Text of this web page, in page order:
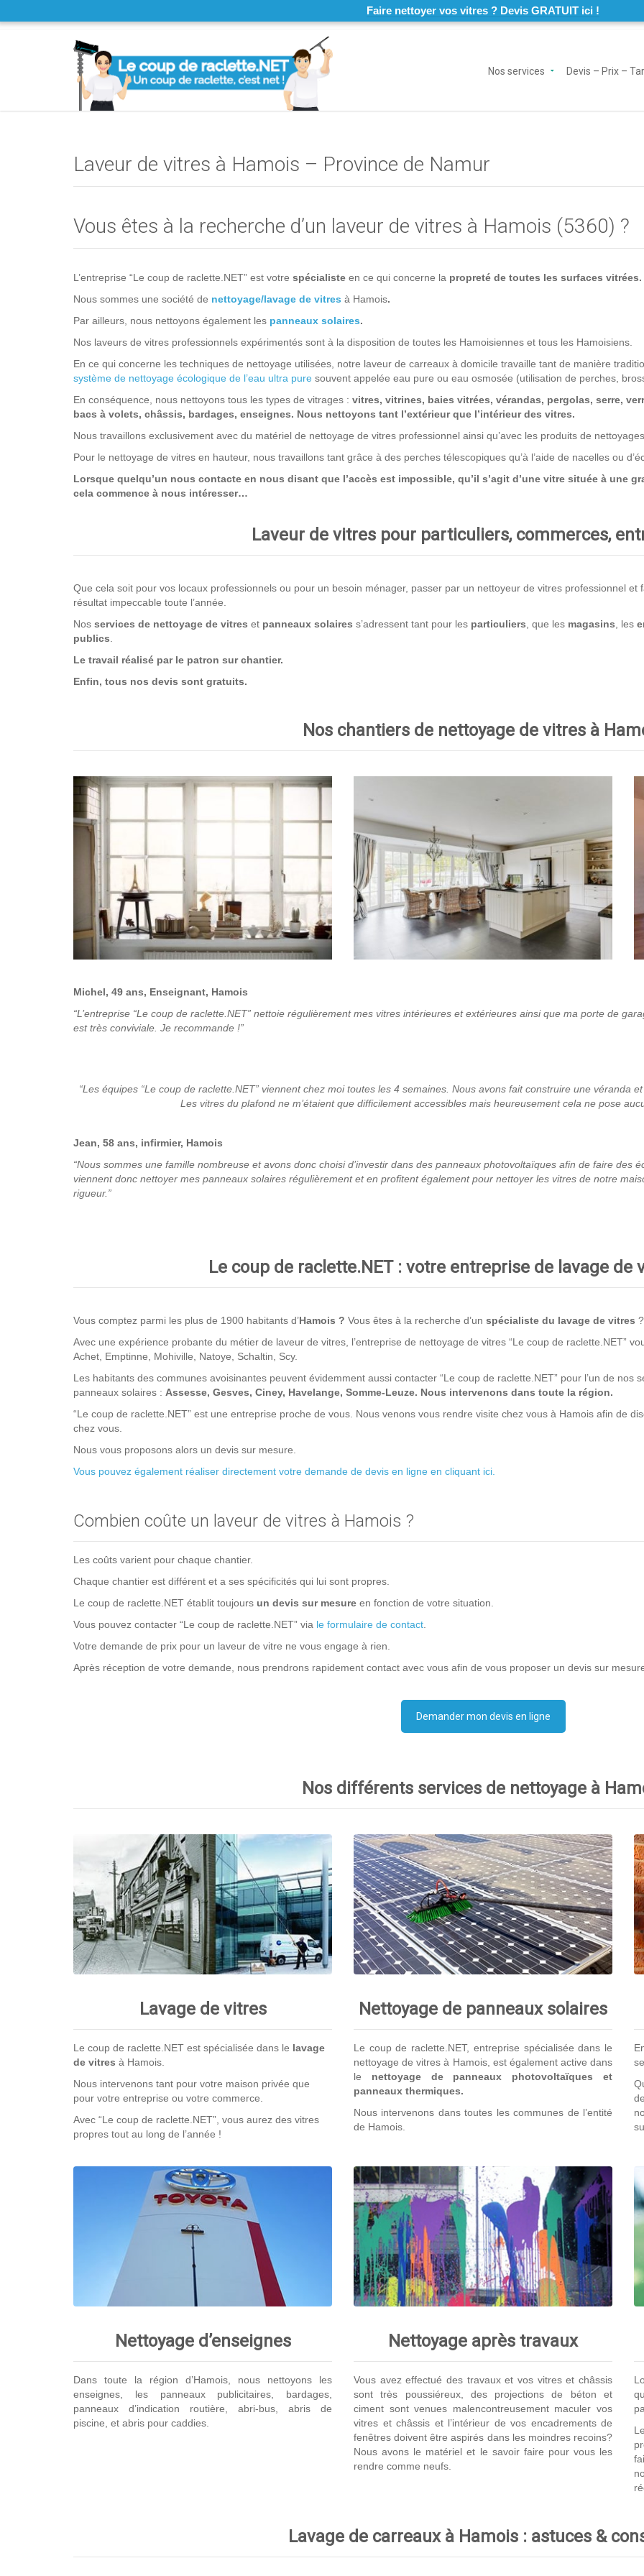
Faire nettoyer vos vitres ? Devis GRATUIT ici !
Nos services Devis – Prix –
Laveur de vitres à Hamois – Province de Namur
Vous êtes à la recherche d’un laveur de vitres à Hamois (5360) ?
L’entreprise “Le coup de raclette.NET” est votre spécialiste en ce qui concerne la propreté de toutes les surfaces vitrées.
Nous sommes une société de nettoyage/lavage de vitres à Hamois.
Par ailleurs, nous nettoyons également les panneaux solaires.
Nos laveurs de vitres professionnels expérimentés sont à la disposition de toutes les Hamoisiennes et tous les Hamoisiens.
En ce qui concerne les techniques de nettoyage utilisées, notre laveur de carreaux à domicile travaille tant de manière
système de nettoyage écologique de l’eau ultra pure souvent appelée eau pure ou eau osmosée (utilisation de perches,
En conséquence, nous nettoyons tous les types de vitrages : vitres, vitrines, baies vitrées, vérandas, pergolas, serre,
bacs à volets, châssis, bardages, enseignes. Nous nettoyons tant l’extérieur que l’intérieur des vitres.
Nous travaillons exclusivement avec du matériel de nettoyage de vitres professionnel ainsi qu’avec les produits de
Pour le nettoyage de vitres en hauteur, nous travaillons tant grâce à des perches télescopiques qu’à l’aide de nacelles ou
Lorsque quelqu’un nous contacte en nous disant que l’accès est impossible, qu’il s’agit d’une vitre située à une
cela commence à nous intéresser…
Laveur de vitres pour particuliers, commerces,
Que cela soit pour vos locaux professionnels ou pour un besoin ménager, passer par un nettoyeur de vitres professionnel et
résultat impeccable toute l’année.
Nos services de nettoyage de vitres et panneaux solaires s’adressent tant pour les particuliers , que les magasins , les
publics
Le travail réalisé par le patron sur chantier.
Enfin, tous nos devis sont gratuits.
Nos chantiers de nettoyage de vitres à
Michel, 49 ans, Enseignant, Hamois
“L’entreprise “Le coup de raclette.NET” nettoie régulièrement mes vitres intérieures et extérieures ainsi que ma porte de
est très conviviale. Je recommande !”
“Les équipes “Le coup de raclette.NET” viennent chez moi toutes les 4 semaines. Nous avons fait construire une véranda
Les vitres du plafond ne m’étaient que difficilement accessibles mais heureusement cela ne pose
Jean, 58 ans, infirmier, Hamois
“Nous sommes une famille nombreuse et avons donc choisi d’investir dans des panneaux photovoltaïques afin de faire des
viennent donc nettoyer mes panneaux solaires régulièrement et en profitent également pour nettoyer les vitres de notre
rigueur.”
Le coup de raclette.NET : votre entreprise de lavage de
Vous comptez parmi les plus de 1900 habitants d’Hamois ? Vous êtes à la recherche d’un spécialiste du lavage de vitres ?
Avec une expérience probante du métier de laveur de vitres, l’entreprise de nettoyage de vitres “Le coup de raclette.NET”
Achet, Emptinne, Mohiville, Natoye, Schaltin, Scy.
Les habitants des communes avoisinantes peuvent évidemment aussi contacter “Le coup de raclette.NET” pour l’un de nos
panneaux solaires : Assesse, Gesves, Ciney, Havelange, Somme-Leuze. Nous intervenons dans toute la région.
“Le coup de raclette.NET” est une entreprise proche de vous. Nous venons vous rendre visite chez vous à Hamois afin de
chez vous.
Nous vous proposons alors un devis sur mesure.
Vous pouvez également réaliser directement votre demande de devis en ligne en cliquant ici.
Combien coûte un laveur de vitres à Hamois ?
Les coûts varient pour chaque chantier.
Chaque chantier est différent et a ses spécificités qui lui sont propres.
Le coup de raclette.NET établit toujours un devis sur mesure en fonction de votre situation.
Vous pouvez contacter “Le coup de raclette.NET” via le formulaire de contact.
Votre demande de prix pour un laveur de vitre ne vous engage à rien.
Après réception de votre demande, nous prendrons rapidement contact avec vous afin de vous proposer un devis sur
Demander mon devis en ligne
Nos différents services de nettoyage à
Lavage de vitres
Le coup de raclette.NET est spécialisée dans le lavage
de vitres à Hamois.
Nous intervenons tant pour votre maison privée que
pour votre entreprise ou votre commerce.
Avec “Le coup de raclette.NET”, vous aurez des vitres
propres tout au long de l’année !
Nettoyage de panneaux solaires
Le coup de raclette.NET, entreprise spécialisée dans le
nettoyage de vitres à Hamois, est également active dans
le nettoyage de panneaux photovoltaïques et
panneaux thermiques.
Nous intervenons dans toutes les communes de l’entité
de Hamois.
Nettoyage d’enseignes
Dans toute la région d’Hamois, nous nettoyons les
enseignes, les panneaux publicitaires, bardages,
panneaux d’indication routière, abri-bus, abris de
piscine, et abris pour caddies.
Nettoyage après travaux
Vous avez effectué des travaux et vos vitres et châssis
sont très poussiéreux, des projections de béton et
ciment sont venues malencontreusement maculer vos
vitres et châssis et l’intérieur de vos encadrements de
fenêtres doivent être aspirés dans les moindres recoins?
Nous avons le matériel et le savoir faire pour vous les
rendre comme neufs.
Lavage de carreaux à Hamois : astuces &